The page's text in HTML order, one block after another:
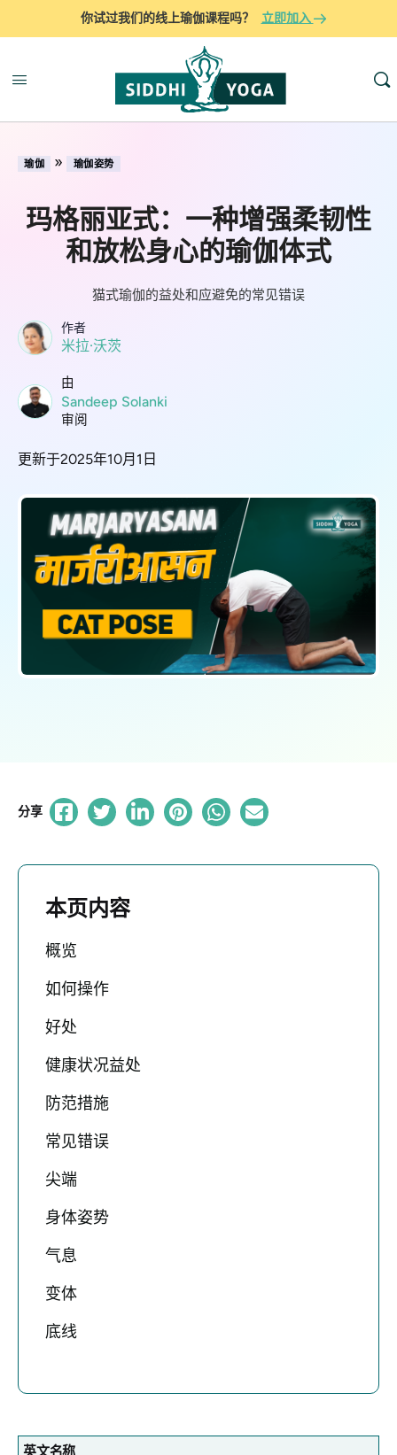
你试过我们的线上瑜伽课程吗？ 立即加入
瑜伽 » 瑜伽姿势
玛格丽亚式：一种增强柔韧性
和放松身心的瑜伽体式
猫式瑜伽的益处和应避免的常见错误
作者
米拉·沃茨
由
Sandeep Solanki
审阅
更新于2025年10月1日
分享
本页内容
概览
如何操作
好处
健康状况益处
防范措施
常见错误
尖端
身体姿势
气息
变体
底线
英文名称